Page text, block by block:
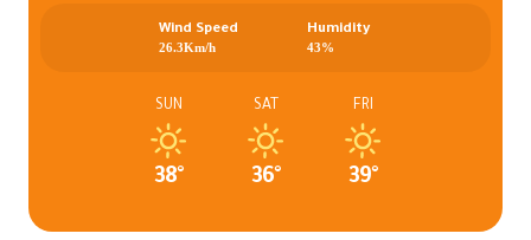
Humidity
43%
Wind Speed
26.3Km/h
FRI
39°
SAT
36°
SUN
38°